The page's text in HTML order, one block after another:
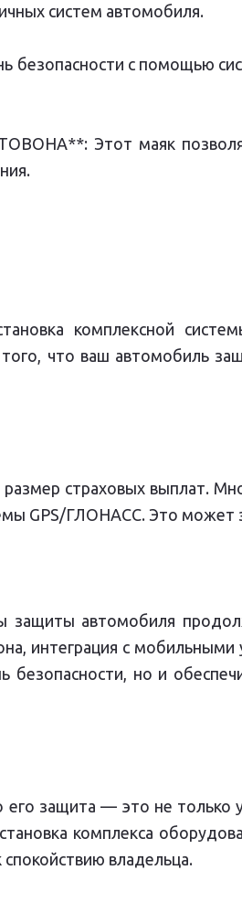
систем автомобиля.
безопасности с помощью
Этот маяк
комплексной
что ваш автомобиль
страховых выплат.
GPS/ГЛОНАСС. Это может
автомобиля
интеграция с
безопасности, но и
защита — это не только
комплекса
владельца.